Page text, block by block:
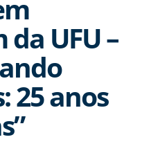
UFU –
25 anos